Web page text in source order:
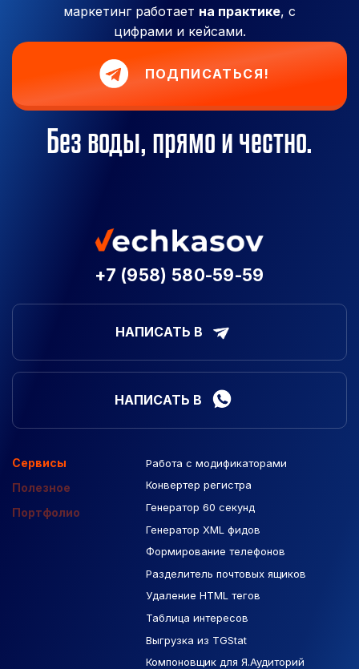
маркетинг работает на практике, с
цифрами и кейсами.
ПОДПИСАТЬСЯ!
Без воды, прямо и честно.
+7 (958) 580-59-59
НАПИСАТЬ В
НАПИСАТЬ В
Сервисы
Полезное
Портфолио
Работа с модификаторами
Конвертер регистра
Генератор 60 секунд
Генератор XML фидов
Формирование телефонов
Разделитель почтовых ящиков
Удаление HTML тегов
Таблица интересов
Выгрузка из TGStat
Компоновщик для Я.Аудиторий
Подборка сайтов
Макеты Figma
База Яндекс Карты
РСЯ площадки
Созданные сайты
Контекстная реклама